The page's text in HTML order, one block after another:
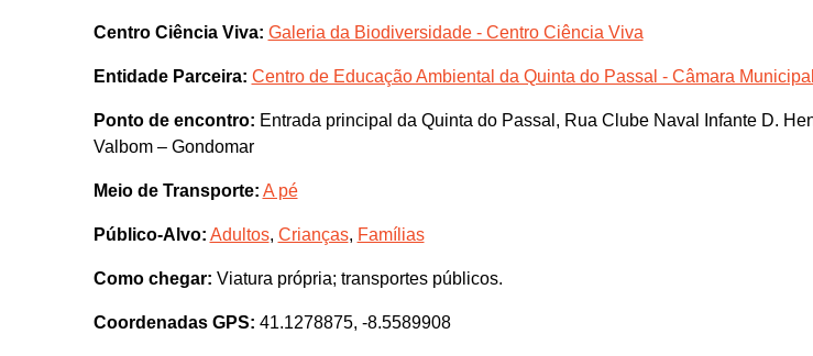
Centro Ciência Viva: Galeria da Biodiversidade - Centro Ciência Viva
Entidade Parceira: Centro de Educação Ambiental da Quinta do Passal - Câmara
Ponto de encontro: Entrada principal da Quinta do Passal, Rua Clube Naval Infante D.
Valbom – Gondomar
Meio de Transporte: A pé
Público-Alvo: Adultos, Crianças, Famílias
Como chegar: Viatura própria; transportes públicos.
Coordenadas GPS: 41.1278875, -8.5589908